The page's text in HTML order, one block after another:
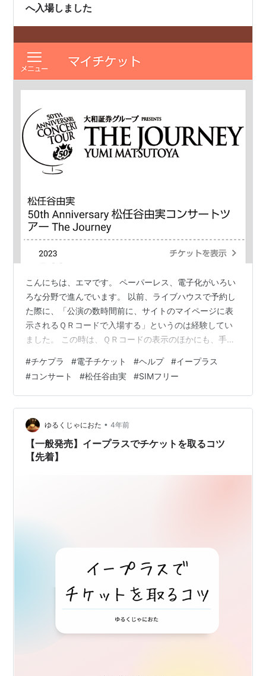
へ入場しました
こんにちは、エマです。 ペーパーレス、電子化がいろい
ろな分野で進んでいます。 以前、ライブハウスで予約し
た際に、「公演の数時間前に、サイトのマイページに表
示されるＱＲコードで入場する」というのは経験してい
ました。 この時は、ＱＲコードの表示のほかにも、手段
ワードとかだったかな。 コレも結構ドキドキした。 コン
サートチケットの電子化の目的の一つは、不当な転売防
止のようですね。 以下、初チケプラアプリのお話。 チケ
プラとは、電子チケットを扱うアプリです。 長めだから
ね。 チケットは、イープラスというサイトで申込みして
当選しました。 結論から言うと、…
#チケプラ #電子チケット #ヘルプ #イープラス
#コンサート #松任谷由実 #SIMフリー
ゆるくじゃにおた • 4年前
【一般発売】イープラスでチケットを取るコツ
【先着】